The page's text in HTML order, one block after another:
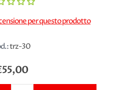
per questo prodotto
trz-30